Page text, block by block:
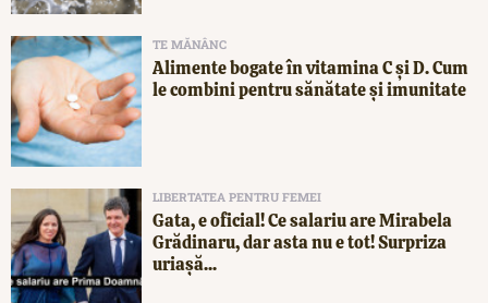
TE MĂNÂNC
Alimente bogate în vitamina C și D. Cum
le combini pentru sănătate și imunitate
LIBERTATEA PENTRU FEMEI
Gata, e oficial! Ce salariu are Mirabela
Grădinaru, dar asta nu e tot! Surpriza
uriașă...